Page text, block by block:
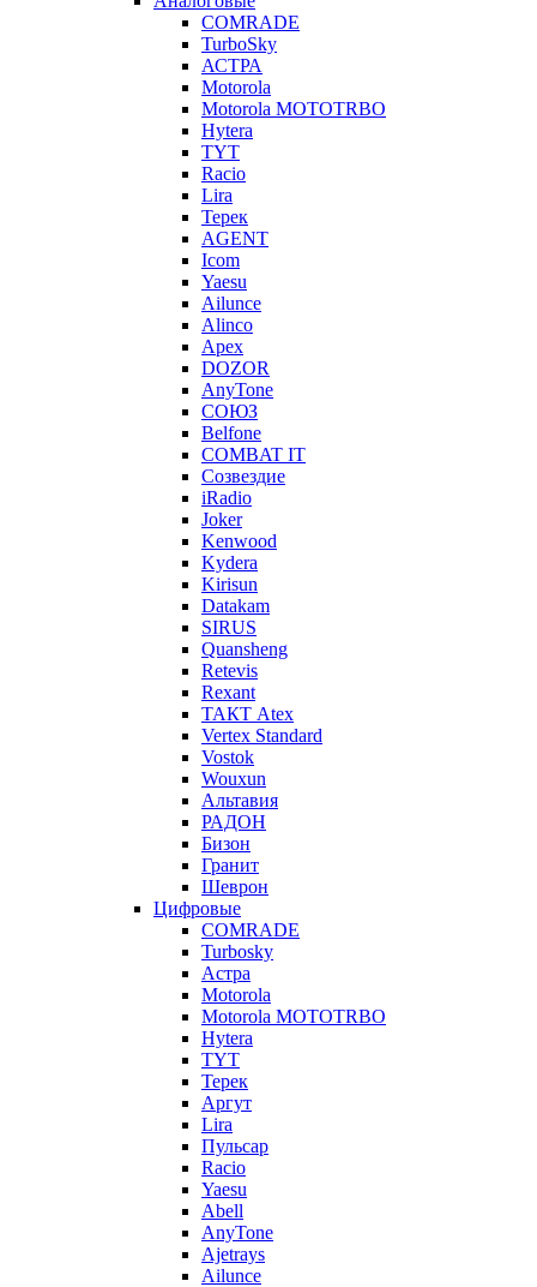
COMRADE
TurboSky
АСТРА
Motorola
Motorola MOTOTRBO
Hytera
TYT
Racio
Lira
Терек
AGENT
Icom
Yaesu
Ailunce
Alinco
Apex
DOZOR
AnyTone
СОЮЗ
Belfone
COMBAT IT
Созвездие
iRadio
Joker
Kenwood
Kydera
Kirisun
Datakam
SIRUS
Quansheng
Retevis
Rexant
ТАКТ Atex
Vertex Standard
Vostok
Wouxun
Альтавия
РАДОН
Бизон
Гранит
Шеврон
Цифровые
COMRADE
Turbosky
Астра
Motorola
Motorola MOTOTRBO
Hytera
TYT
Терек
Аргут
Lira
Пульсар
Racio
Yaesu
Abell
AnyTone
Ajetrays
Ailunce